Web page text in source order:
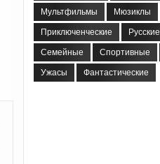
Мультфильмы Мюзиклы
Приключенческие Русские
Семейные Спортивные
Ужасы Фантастические